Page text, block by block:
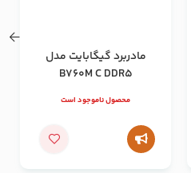
مادربرد گیگابایت مدل
B760M C DDR5
محصول ناموجود است